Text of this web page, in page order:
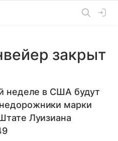
закрыт
неделе в США будут
марки
Луизиана